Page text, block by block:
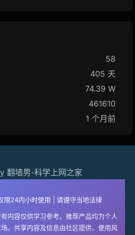
58
405 天
74.39 W
461610
1 个月前
翻墙男-科学上网之家
限24内小时使用 | 请遵守当地法律
内容仅供学习参考。推荐产品均为个人
。共享内容及信息由社区提供，使用风